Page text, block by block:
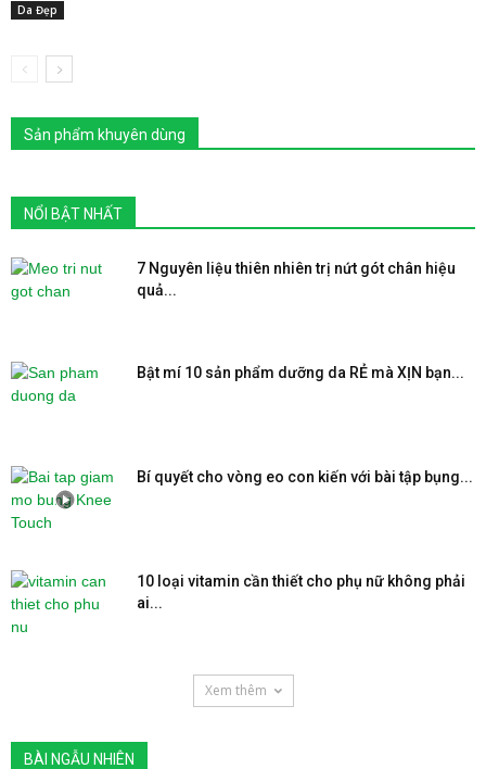
Da Đẹp
Sản phẩm khuyên dùng
NỔI BẬT NHẤT
7 Nguyên liệu thiên nhiên trị nứt gót chân hiệu
quả...
Bật mí 10 sản phẩm dưỡng da RẺ mà XỊN bạn...
Bí quyết cho vòng eo con kiến với bài tập bụng...
10 loại vitamin cần thiết cho phụ nữ không phải
ai...
Xem thêm
BÀI NGẪU NHIÊN